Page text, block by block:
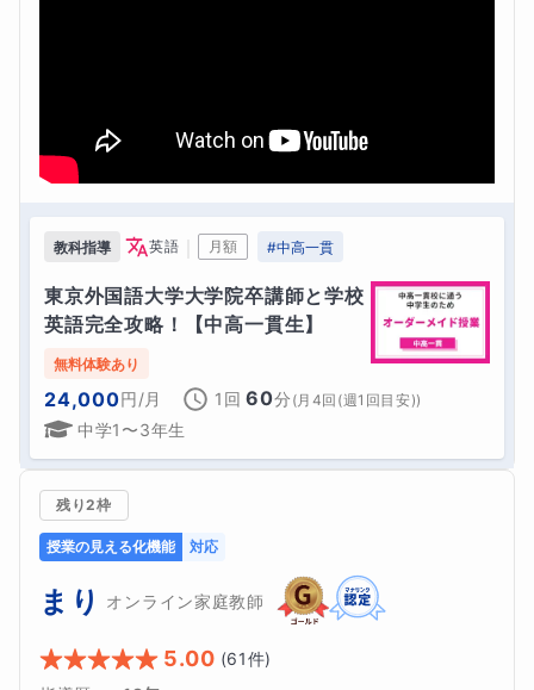
教科指導 英語 月額 #中高一貫
東京外国語大学大学院卒講師と学校
英語完全攻略！【中高一貫生】
無料体験あり
24,000円/月 1回 60分 ( 月4回(週1回目安))
中学1〜3年生
残り2枠
授業の見える化機能 対応
まり オンライン家庭教師
5.00 (61件)